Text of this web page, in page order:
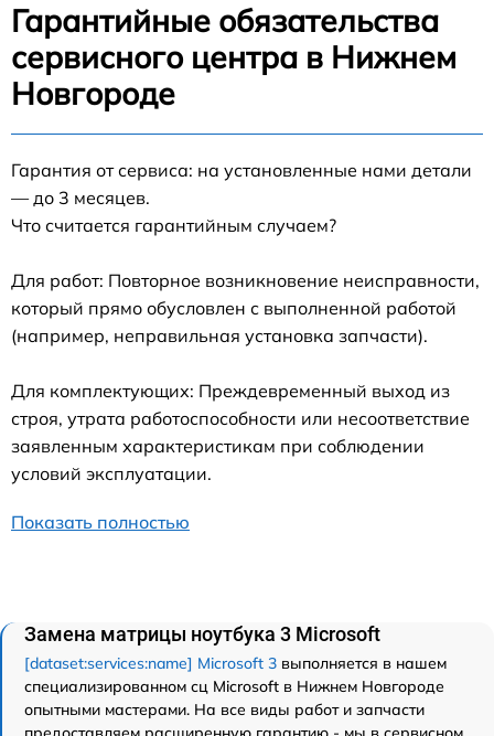
Гарантийные обязательства
сервисного центра в Нижнем
Новгороде
Гарантия от сервиса: на установленные нами детали
— до 3 месяцев.
Что считается гарантийным случаем?
Для работ: Повторное возникновение неисправности,
который прямо обусловлен с выполненной работой
(например, неправильная установка запчасти).
Для комплектующих: Преждевременный выход из
строя, утрата работоспособности или несоответствие
заявленным характеристикам при соблюдении
условий эксплуатации.
Показать полностью
Замена матрицы ноутбука 3 Microsoft
[dataset:services:name] Microsoft 3 выполняется в нашем
специализированном сц Microsoft в Нижнем Новгороде
опытными мастерами. На все виды работ и запчасти